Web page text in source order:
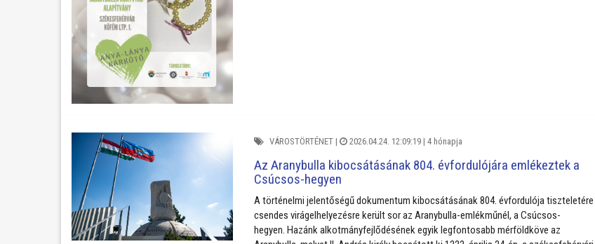
VÁROSTÖRTÉNET| 2026.04.24. 12:09:19 | 4 hónapja
Az Aranybulla kibocsátásának 804. évfordulójára emlékeztek a
Csúcsos-hegyen
A történelmi jelentőségű dokumentum kibocsátásának 804. évfordulója tiszteletére
csendes virágelhelyezésre került sor az Aranybulla-emlékműnél, a Csúcsos-
hegyen. Hazánk alkotmányfejlődésének egyik legfontosabb mérföldköve az